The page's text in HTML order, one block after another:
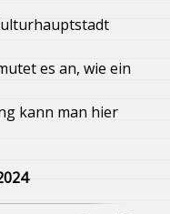
es an, wie ein
kann man hier